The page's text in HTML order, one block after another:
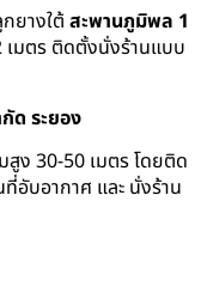
ยางใต้ สะพานภูมิพล 1
มตร ติดตั้งนั่งร้านแบบ
ด ระยอง
ง 30-50 เมตร โดยติด
อับอากาศ และ นั่งร้าน